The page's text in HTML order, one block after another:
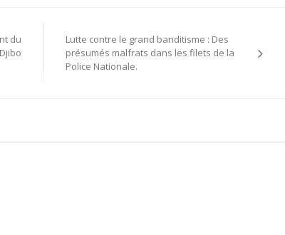
du
Lutte contre le grand banditisme : Des
présumés malfrats dans les filets de la
Police Nationale.